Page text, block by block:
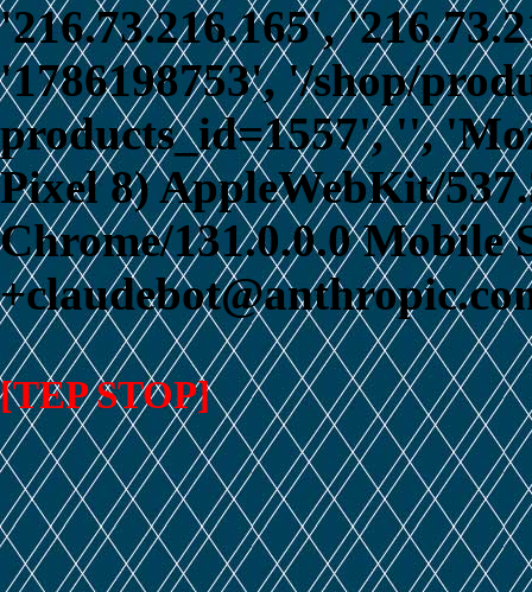
'216.73.216.165',
'1786198753', '/shop/
products_id=1557', '',
Pixel 8) AppleWebKit/
Chrome/131.0.0.0 Mobile
[TEP STOP]